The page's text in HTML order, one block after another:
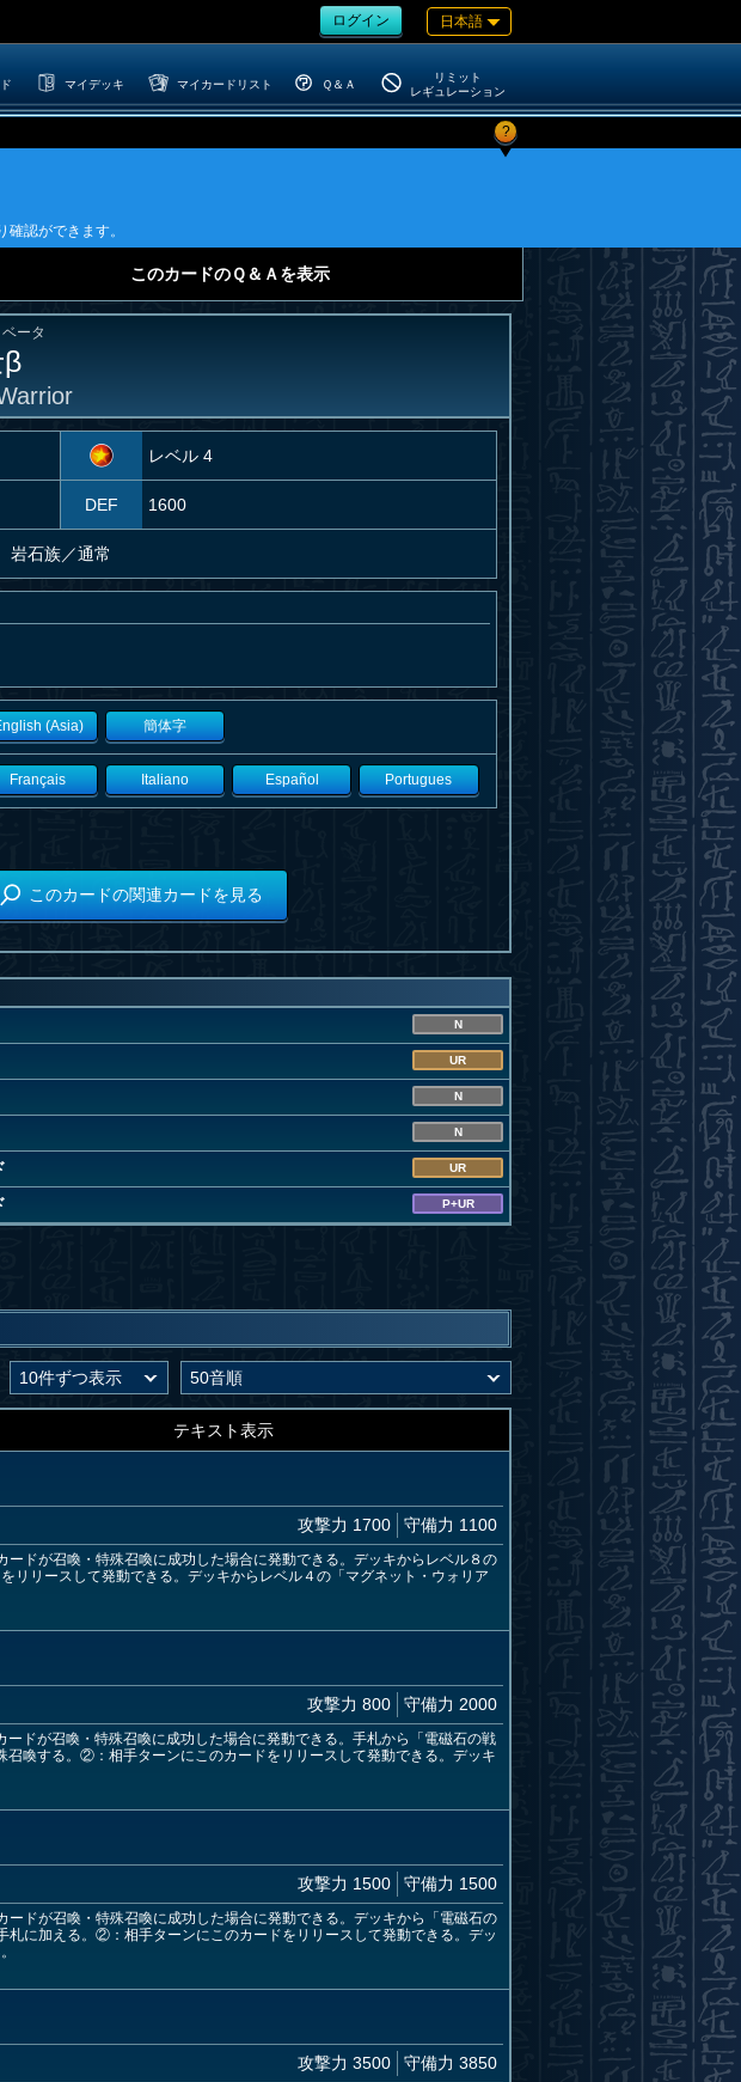
ログイン 日本語
マイデッキ マイカードリスト Ｑ＆Ａ
リミット
レギュレーション
?
確認ができます。
このカードのＱ＆Ａを表示
ータ
レベル 4
DEF 1600
岩石族／通常
(Asia) 簡体字
Français Italiano Español Portugues
このカードの関連カードを見る
N
UR
N
N
UR
P+UR
テキスト表示
攻撃力 1700 守備力 1100
ドが召喚・特殊召喚に成功した場合に発動できる。デッキからレベル８の
リリースして発動できる。デッキからレベル４の「マグネット・ウォリア
攻撃力 800 守備力 2000
ドが召喚・特殊召喚に成功した場合に発動できる。手札から「電磁石の戦
喚する。②：相手ターンにこのカードをリリースして発動できる。デッキ
攻撃力 1500 守備力 1500
ドが召喚・特殊召喚に成功した場合に発動できる。デッキから「電磁石の
に加える。②：相手ターンにこのカードをリリースして発動できる。デッ
攻撃力 3500 守備力 3850